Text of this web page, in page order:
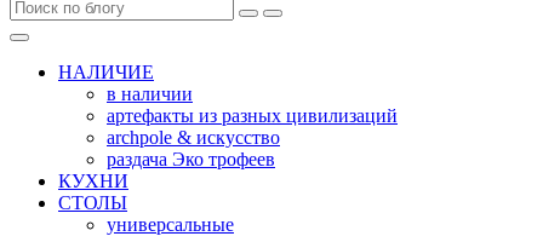
НАЛИЧИЕ
в наличии
артефакты из разных цивилизаций
archpole & искусство
раздача Эко трофеев
КУХНИ
СТОЛЫ
универсальные